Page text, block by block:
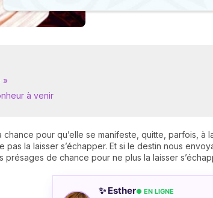
»
à venir
pour qu’elle se manifeste, quitte, parfois, à
pas la laisser s’échapper. Et si le destin nous
de chance pour ne plus la laisser
✨ Esther● EN LIGNE